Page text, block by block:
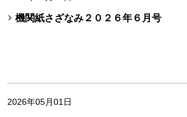
機関紙さざなみ２０２６年６月号
2026年05月01日